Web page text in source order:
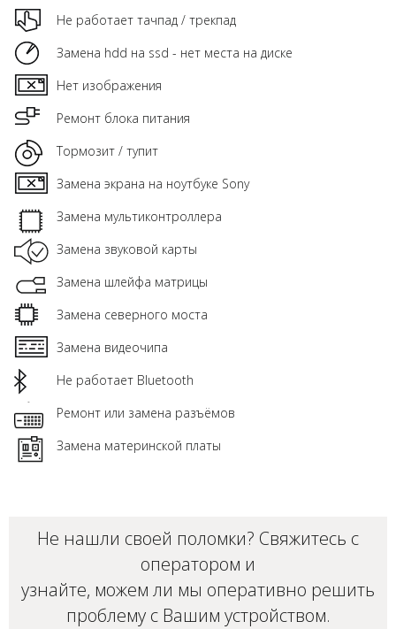
Не работает тачпад / трекпад
Замена hdd на ssd - нет места на диске
Нет изображения
Ремонт блока питания
Тормозит / тупит
Замена экрана на ноутбуке Sony
Замена мультиконтроллера
Замена звуковой карты
Замена шлейфа матрицы
Замена северного моста
Замена видеочипа
Не работает Bluetooth
Ремонт или замена разъёмов
Замена материнской платы
Не нашли своей поломки? Свяжитесь с
оператором и
узнайте, можем ли мы оперативно решить
проблему с Вашим устройством.